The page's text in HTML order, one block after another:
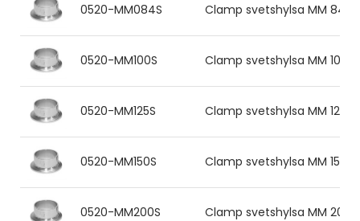
0520-MM084S Clamp svetshylsa MM
0520-MM100S Clamp svetshylsa MM
0520-MM125S Clamp svetshylsa MM
0520-MM150S Clamp svetshylsa MM
0520-MM200S Clamp svetshylsa MM